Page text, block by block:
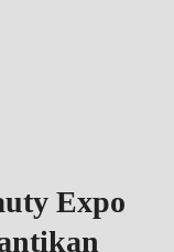
Expo